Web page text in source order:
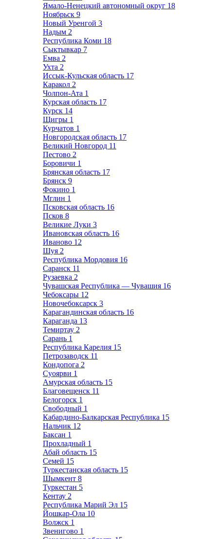
Ямало-Ненецкий автономный округ 18
Ноябрьск 9
Новый Уренгой 3
Надым 2
Республика Коми 18
Сыктывкар 7
Емва 2
Ухта 2
Иссык-Кульская область 17
Каракол 2
Чолпон-Ата 1
Курская область 17
Курск 14
Щигры 1
Курчатов 1
Новгородская область 17
Великий Новгород 11
Пестово 2
Боровичи 1
Брянская область 17
Брянск 9
Фокино 1
Мглин 1
Псковская область 16
Псков 8
Великие Луки 3
Ивановская область 16
Иваново 12
Шуя 2
Республика Мордовия 16
Саранск 11
Рузаевка 2
Чувашская Республика — Чувашия 16
Чебоксары 12
Новочебоксарск 3
Карагандинская область 16
Караганда 13
Темиртау 2
Сарань 1
Республика Карелия 15
Петрозаводск 11
Кондопога 2
Суоярви 1
Амурская область 15
Благовещенск 11
Белогорск 1
Свободный 1
Кабардино-Балкарская Республика 15
Нальчик 12
Баксан 1
Прохладный 1
Абай область 15
Семей 15
Туркестанская область 15
Шымкент 8
Туркестан 5
Кентау 2
Республика Марий Эл 15
Йошкар-Ола 10
Волжск 1
Звенигово 1